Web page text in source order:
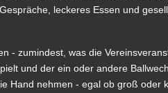
leckeres Essen und
- zumindest, was die
und der ein oder andere
Hand nehmen - egal ob groß oder